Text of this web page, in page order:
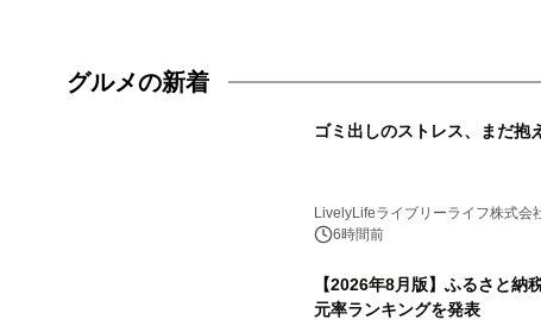
グルメの新着
ゴミ出しのストレス、まだ抱
LivelyLifeライブリーライフ株式会
6時間前
【2026年8月版】ふるさと納
元率ランキングを発表